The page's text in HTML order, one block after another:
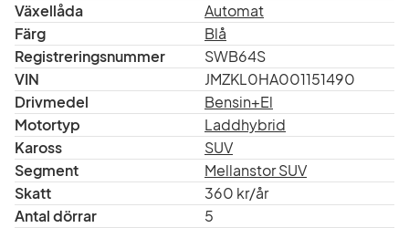
Växellåda
Automat
Färg
Blå
Registreringsnummer
SWB64S
VIN
JMZKL0HA001151490
Drivmedel
Bensin+El
Motortyp
Laddhybrid
Kaross
SUV
Segment
Mellanstor SUV
Skatt
360 kr/år
Antal dörrar
5